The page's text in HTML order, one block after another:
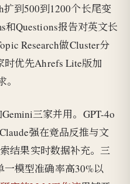
扩到500到1200个长尾变
和Questions报告对英文长
Research做Cluster分
优先Ahrefs Lite版加
三家并用。GPT-4o
强在竞品反推与文
结果实时数据补充。三
模型准确率高30%以